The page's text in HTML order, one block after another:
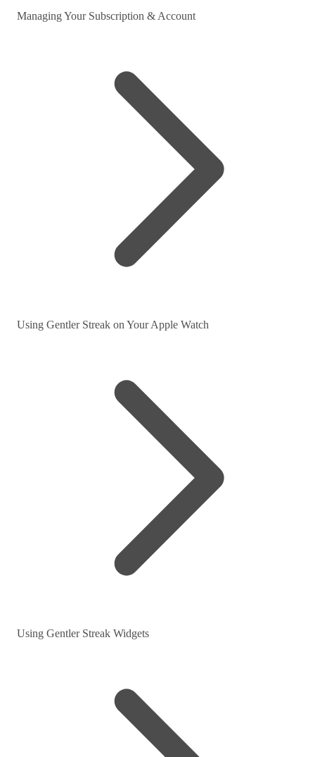
Managing Your Subscription & Account
Using Gentler Streak on Your Apple Watch
Using Gentler Streak Widgets